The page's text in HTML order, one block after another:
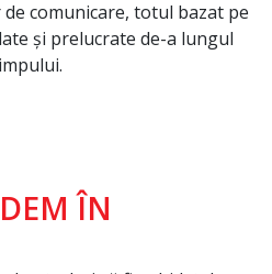
comunicare, totul bazat pe
și prelucrate de-a lungul
ÎN